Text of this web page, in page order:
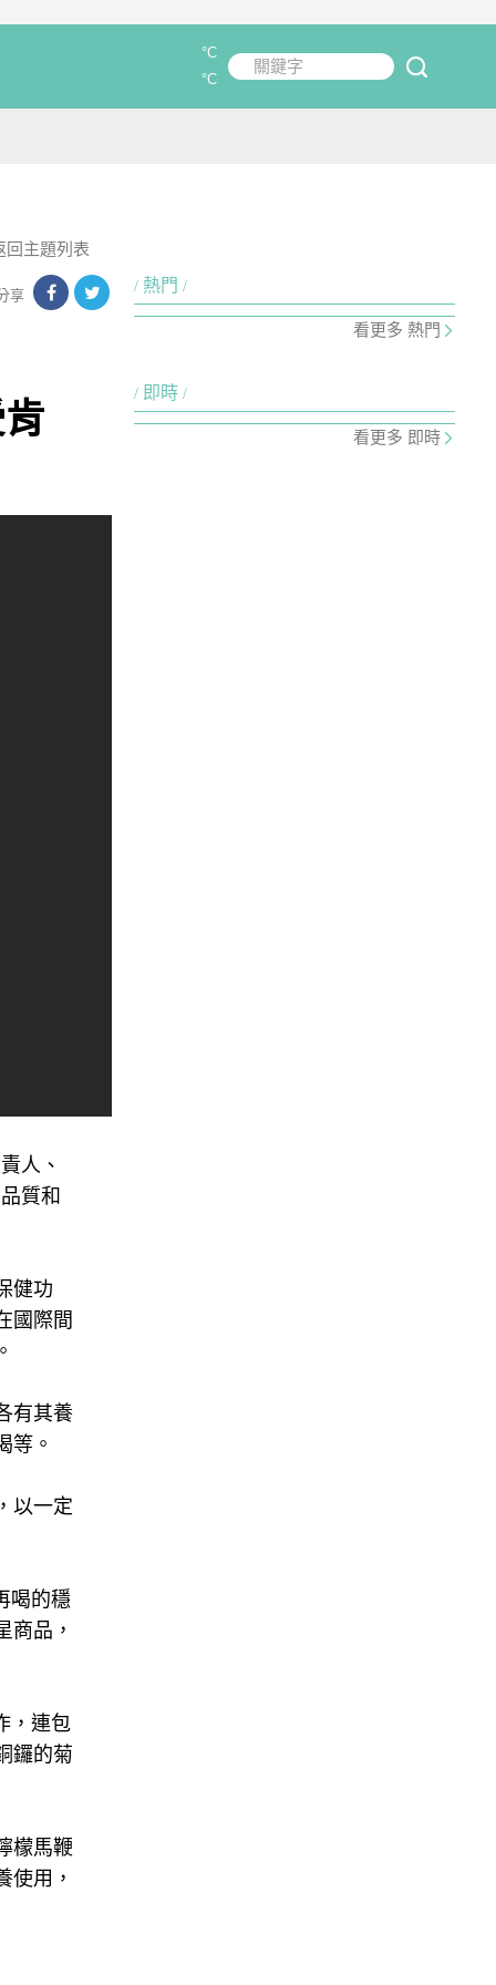
關鍵字
°C
°C
回主題列表
享
人、
質和
健功
國際間
有其養
等。
以一定
喝的穩
商品，
，連包
鑼的菊
檬馬鞭
使用，
熱門
看更多 熱門
即時
看更多 即時